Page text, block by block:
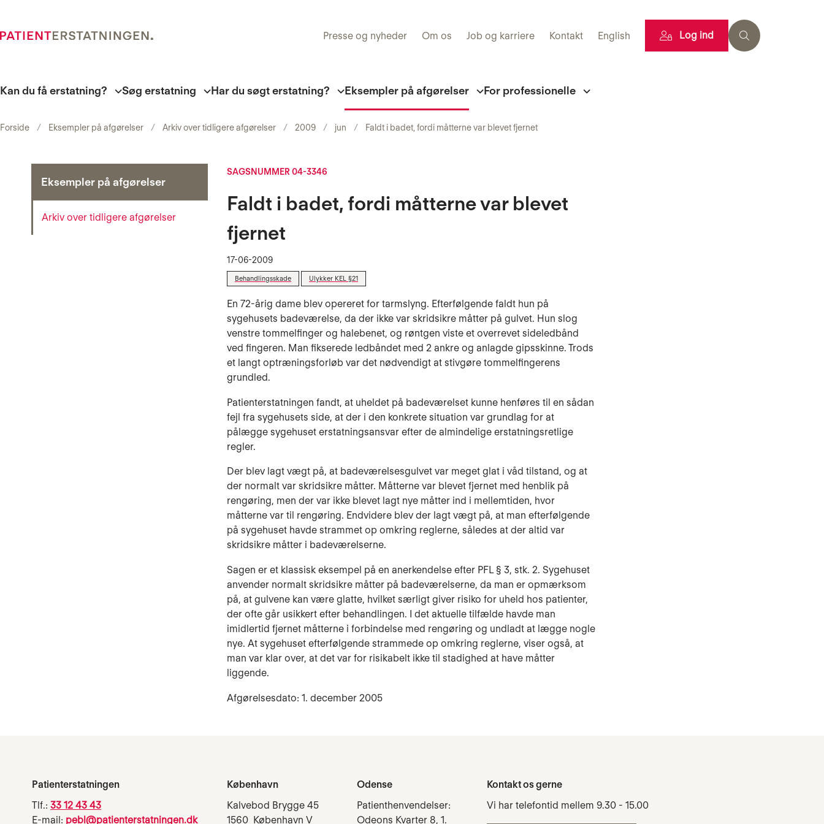
Presse og nyheder Om os Job og karriere Kontakt English Log ind
Kan du få erstatning? Søg erstatning Har du søgt erstatning? Eksempler på afgørelser For professionelle
Forside Eksempler på afgørelser Arkiv over tidligere afgørelser 2009 jun Faldt i badet, fordi måtterne var blevet fjernet
Eksempler på afgørelser
Arkiv over tidligere afgørelser
SAGSNUMMER 04-3346
Faldt i badet, fordi måtterne var blevet
fjernet
17-06-2009
Behandlingsskade Ulykker KEL §21
En 72-årig dame blev opereret for tarmslyng. Efterfølgende faldt hun på
sygehusets badeværelse, da der ikke var skridsikre måtter på gulvet. Hun slog
venstre tommelfinger og halebenet, og røntgen viste et overrevet sideledbånd
ved fingeren. Man fikserede ledbåndet med 2 ankre og anlagde gipsskinne. Trods
et langt optræningsforløb var det nødvendigt at stivgøre tommelfingerens
grundled.
Patienterstatningen fandt, at uheldet på badeværelset kunne henføres til en sådan
fejl fra sygehusets side, at der i den konkrete situation var grundlag for at
pålægge sygehuset erstatningsansvar efter de almindelige erstatningsretlige
regler.
Der blev lagt vægt på, at badeværelsesgulvet var meget glat i våd tilstand, og at
der normalt var skridsikre måtter. Måtterne var blevet fjernet med henblik på
rengøring, men der var ikke blevet lagt nye måtter ind i mellemtiden, hvor
måtterne var til rengøring. Endvidere blev der lagt vægt på, at man efterfølgende
på sygehuset havde strammet op omkring reglerne, således at der altid var
skridsikre måtter i badeværelserne.
Sagen er et klassisk eksempel på en anerkendelse efter PFL § 3, stk. 2. Sygehuset
anvender normalt skridsikre måtter på badeværelserne, da man er opmærksom
på, at gulvene kan være glatte, hvilket særligt giver risiko for uheld hos patienter,
der ofte går usikkert efter behandlingen. I det aktuelle tilfælde havde man
imidlertid fjernet måtterne i forbindelse med rengøring og undladt at lægge nogle
nye. At sygehuset efterfølgende strammede op omkring reglerne, viser også, at
man var klar over, at det var for risikabelt ikke til stadighed at have måtter
liggende.
Afgørelsesdato: 1. december 2005
Patienterstatningen
Tlf.: 33 12 43 43
E-mail: pebl@patienterstatningen.dk
København
Kalvebod Brygge 45
1560 København V
Odense
Patienthenvendelser:
Odeons Kvarter 8, 1.
Kontakt os gerne
Vi har telefontid mellem 9.30 - 15.00